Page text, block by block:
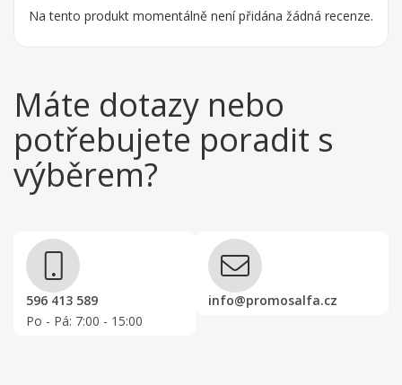
Na tento produkt momentálně není přidána žádná recenze.
Máte dotazy nebo
potřebujete poradit s
výběrem?
596 413 589
Po - Pá: 7:00 - 15:00
info@promosalfa.cz